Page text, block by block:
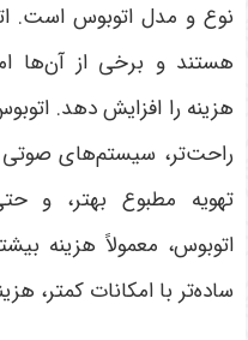
نوع و مدل اتوبوس است.
هستند و برخی از آن‌ها
هزینه را افزایش دهد.
راحت‌تر، سیستم‌های
تهویه مطبوع بهتر، و
اتوبوس، معمولاً هزینه
ساده‌تر با امکانات کمتر،